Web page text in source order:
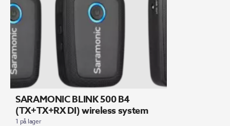
SARAMONIC BLINK 500 B4
(TX+TX+RX DI) wireless system
1 på lager